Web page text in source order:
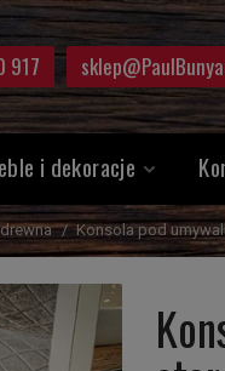
917
i dekoracje
Konsola pod